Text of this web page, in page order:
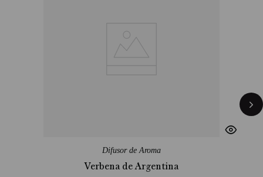
Difusor de Aroma
Verbena de Argentina